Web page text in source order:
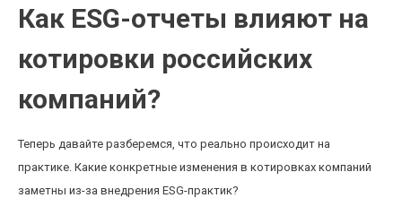
Как ESG-отчеты влияют на
котировки российских
компаний?
Теперь давайте разберемся, что реально происходит на
практике. Какие конкретные изменения в котировках компаний
заметны из-за внедрения ESG-практик?